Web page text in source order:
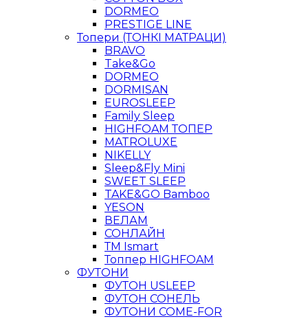
DORMEO
PRESTIGE LINE
Топери (ТОНКІ МАТРАЦИ)
BRAVO
Take&Go
DORMEO
DORMISAN
EUROSLEEP
Family Sleep
HIGHFOAM ТОПЕР
MATROLUXE
NIKELLY
Sleep&Fly Mini
SWEET SLEEP
TAKE&GO Bamboo
YESON
ВЕЛАМ
СОНЛАЙН
ТМ Ismart
Топпер HIGHFOAM
ФУТОНИ
ФУТОН USLEEP
ФУТОН СОНЕЛЬ
ФУТОНИ COME-FOR